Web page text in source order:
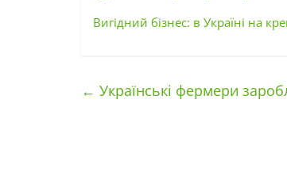
Вигідний бізнес: в Україні на
← Українські фермери